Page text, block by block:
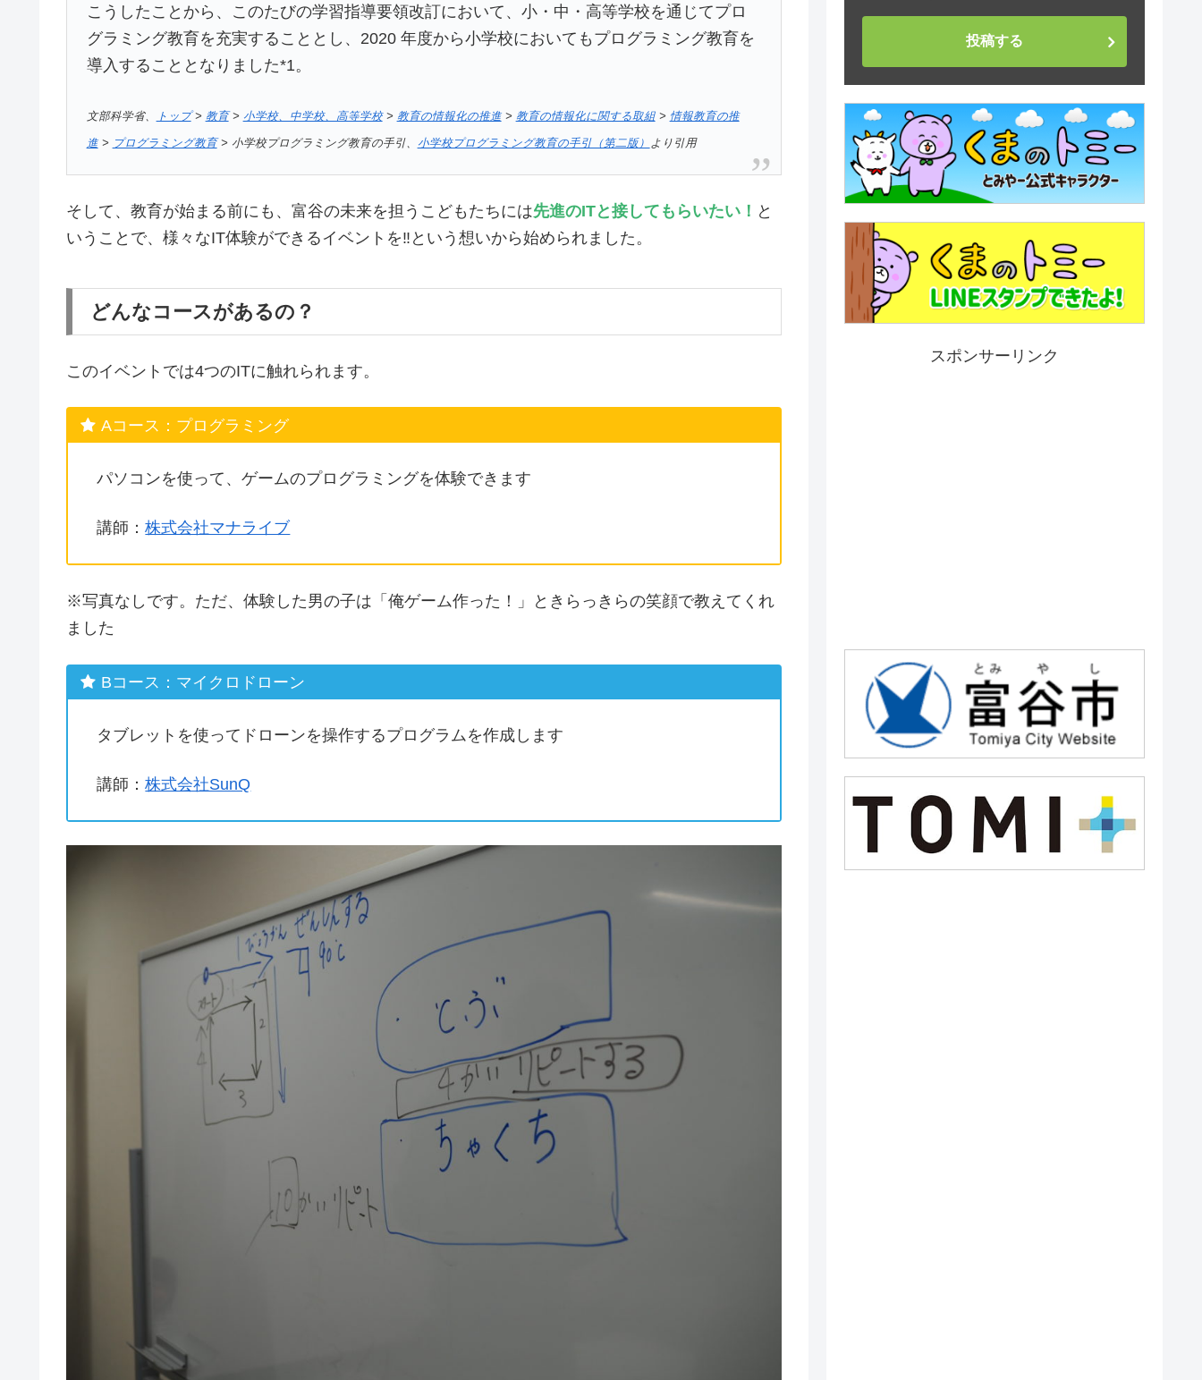
こうしたことから、このたびの学習指導要領改訂において、小・中・高等学校を通じてプロ
グラミング教育を充実することとし、2020 年度から小学校においてもプログラミング教育を
導入することとなりました*1。
文部科学省、 トップ> 教育> 小学校、中学校、高等学校> 教育の情報化の推進> 教育の情報化に関する取組> 情報教育の推
進> プログラミング教育> 小学校プログラミング教育の手引、 小学校プログラミング教育の手引（第二版） より引用
そして、教育が始まる前にも、富谷の未来を担うこどもたちには先進のITと接してもらいたい！ と
いうことで、様々なIT体験ができるイベントを‼︎という想いから始められました。
どんなコースがあるの？
このイベントでは4つのITに触れられます。
Aコース：プログラミング
パソコンを使って、ゲームのプログラミングを体験できます
講師：株式会社マナライブ
※写真なしです。ただ、体験した男の子は「俺ゲーム作った！」ときらっきらの笑顔で教えてくれ
ました
Bコース：マイクロドローン
タブレットを使ってドローンを操作するプログラムを作成します
講師：株式会社SunQ
投稿する
スポンサーリンク